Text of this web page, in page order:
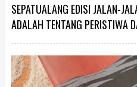
SEPATUALANG EDISI JALAN-
ADALAH TENTANG PERISTIWA